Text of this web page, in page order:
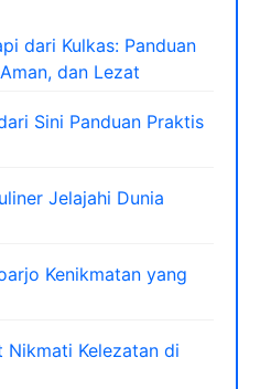
dari Kulkas: Panduan
dan Lezat
Sini Panduan Praktis
Jelajahi Dunia
Kenikmatan yang
Nikmati Kelezatan di